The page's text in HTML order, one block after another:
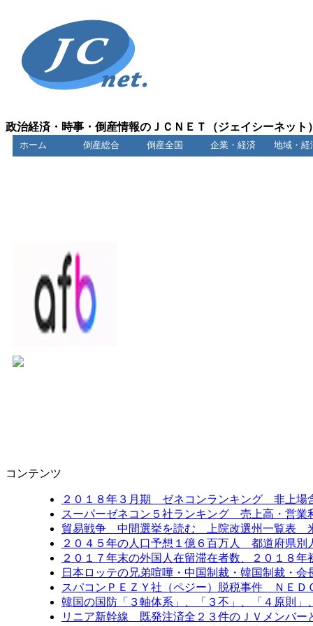
政治経済・時事・倒産情報のＪＣＮＥＴ（ジェイシーネット
ホーム 倒産総合 倒産全国 企業・経済 地域・経
コンテンツ
２０１８年３月期 ゼネコンランキング 非上場
スーパーゼネコン５社ランキング 売上高・営業
貿易戦争 中間選挙を読む 上院改選州一覧表
２０４５年の人口予想１億６百万人 都道府県
２０１７年末の外国人在留滞在者数、２０１８
日本ロッテの兄弟喧嘩・中国制裁・韓国制裁・会
スパコンＰＥＺＹ社（ペジー）脱税事件 ＮＥ
韓国の国防「３軸体系」、「３不」、「４原則」
リニア新幹線 既発注済全２３件のＪＶメンバー